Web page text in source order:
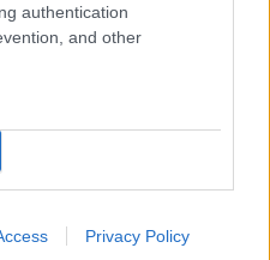
authentication
and other
Privacy Policy